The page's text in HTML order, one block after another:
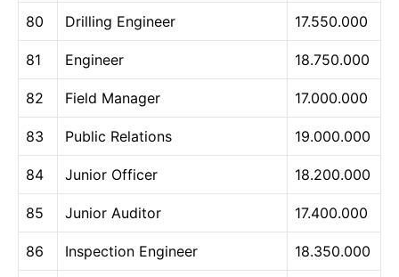
80 Drilling Engineer 17.550.000
81 Engineer 18.750.000
82 Field Manager 17.000.000
83 Public Relations 19.000.000
84 Junior Officer 18.200.000
85 Junior Auditor 17.400.000
86 Inspection Engineer 18.350.000